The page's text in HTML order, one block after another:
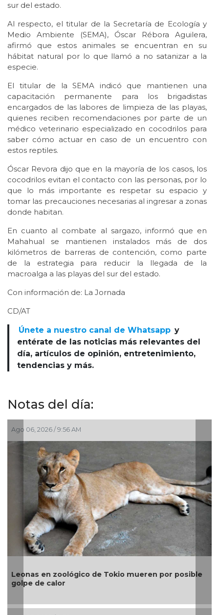
sur del estado.
Al respecto, el titular de la Secretaría de Ecología y
Medio Ambiente (SEMA), Óscar Rébora Aguilera,
afirmó que estos animales se encuentran en su
hábitat natural por lo que llamó a no satanizar a la
especie.
El titular de la SEMA indicó que mantienen una
capacitación permanente para los brigadistas
encargados de las labores de limpieza de las playas,
quienes reciben recomendaciones por parte de un
médico veterinario especializado en cocodrilos para
saber cómo actuar en caso de un encuentro con
estos reptiles.
Óscar Revora dijo que en la mayoría de los casos, los
cocodrilos evitan el contacto con las personas, por lo
que lo más importante es respetar su espacio y
tomar las precauciones necesarias al ingresar a zonas
donde habitan.
En cuanto al combate al sargazo, informó que en
Mahahual se mantienen instalados más de dos
kilómetros de barreras de contención, como parte
de la estrategia para reducir la llegada de la
macroalga a las playas del sur del estado.
Con información de: La Jornada
CD/AT
Únete a nuestro canal de Whatsapp y
entérate de las noticias más relevantes del
día, artículos de opinión, entretenimiento,
tendencias y más.
Notas del día:
de Tokio mueren por posible
Gobierno invierte 2
para contener el